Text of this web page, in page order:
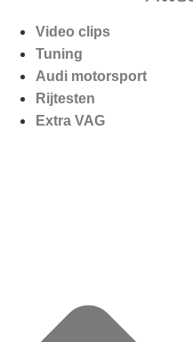
Video clips
Tuning
Audi motorsport
Rijtesten
Extra VAG